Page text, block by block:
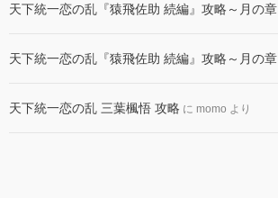
天下統一恋の乱『猿飛佐助 続編』攻略～月の章
天下統一恋の乱『猿飛佐助 続編』攻略～月の章
天下統一恋の乱 三葉楓悟 攻略 に momo より